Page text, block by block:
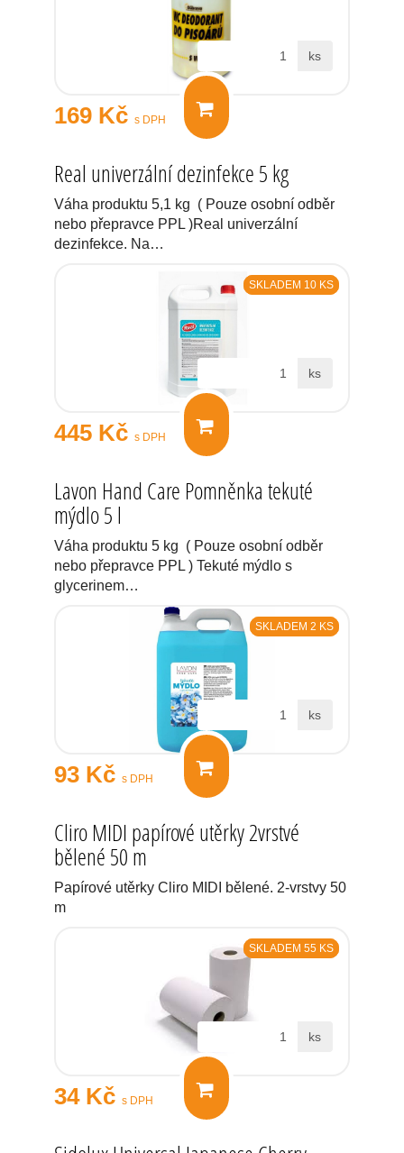
169 Kč s DPH
ks
Real univerzální dezinfekce 5 kg
Váha produktu 5,1 kg ( Pouze osobní odběr
nebo přepravce PPL )Real univerzální
dezinfekce. Na…
SKLADEM 10 KS
445 Kč s DPH
ks
Lavon Hand Care Pomněnka tekuté
mýdlo 5 l
Váha produktu 5 kg ( Pouze osobní odběr
nebo přepravce PPL ) Tekuté mýdlo s
glycerinem…
SKLADEM 2 KS
93 Kč s DPH
ks
Cliro MIDI papírové utěrky 2vrstvé
bělené 50 m
Papírové utěrky Cliro MIDI bělené. 2-vrstvy 50
m
SKLADEM 55 KS
34 Kč s DPH
ks